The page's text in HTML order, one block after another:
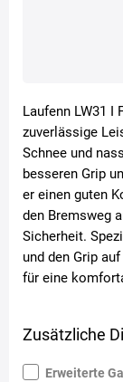
Laufenn LW31 I
zuverlässige
Schnee und
besseren Grip
er einen guten
den Bremsweg
Sicherheit.
und den Grip
für eine
Zusätzliche
Erweiterte